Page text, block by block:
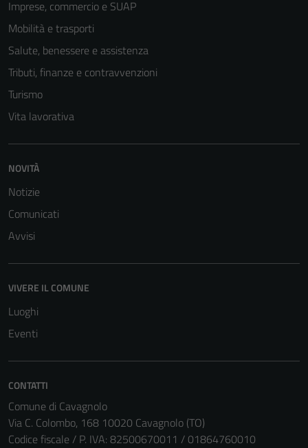
Imprese, commercio e SUAP
Mobilità e trasporti
Salute, benessere e assistenza
Tributi, finanze e contravvenzioni
Turismo
Vita lavorativa
NOVITÀ
Notizie
Comunicati
Avvisi
VIVERE IL COMUNE
Luoghi
Eventi
CONTATTI
Comune di Cavagnolo
Via C. Colombo, 168 10020 Cavagnolo (TO)
Codice fiscale / P. IVA: 82500670011 / 01864760010